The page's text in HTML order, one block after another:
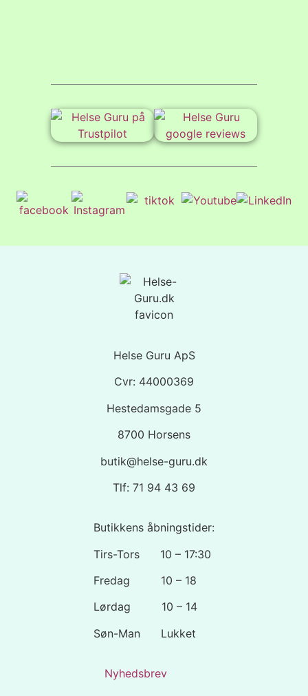
Helse Guru ApS
Cvr: 44000369
Hestedamsgade 5
8700 Horsens
butik@helse-guru.dk
Tlf: 71 94 43 69
Butikkens åbningstider:
Tirs-Tors 10 – 17:30
Fredag 10 – 18
Lørdag 10 – 14
Søn-Man Lukket
Nyhedsbrev